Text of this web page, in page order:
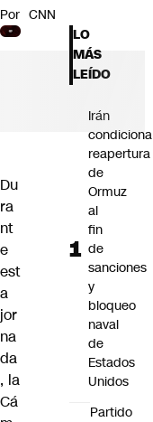
Por CNN
Du
ra
nt
e
est
a
jor
na
da
, la
Cá
LO
MÁS
LEÍDO
Irán
condiciona
reapertura
de
Ormuz
al
fin
de
sanciones
y
bloqueo
naval
de
Estados
Unidos
Partido